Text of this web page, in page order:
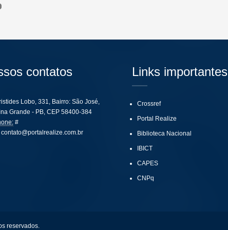
contatos
Lobo, 331, Bairro: São José,
Grande - PB, CEP 58400-384
#
contato@portalrealize.com.br
Links importantes
Crossref
Portal Realize
Biblioteca Nacional
IBICT
CAPES
CNPq
reservados.